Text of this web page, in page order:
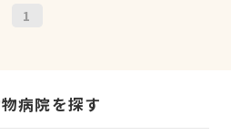
1
病院を探す